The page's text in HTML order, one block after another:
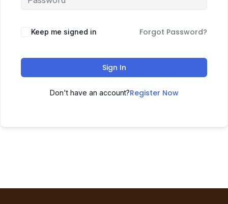
Keep me signed in Forgot Password?
Sign In
Don't have an account?Register Now